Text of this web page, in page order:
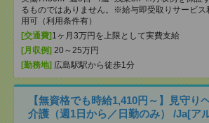
るものではありません。※給与即受取りサービス
用可（利用条件有）
[交通費] 1ヶ月3万円を上限として実費支給
[月収例] 20～25万円
[勤務地] 広島駅駅から徒歩1分
【無資格でも時給1,410円～】見守り
介護（週1日から／日勤のみ） /Ja[ア